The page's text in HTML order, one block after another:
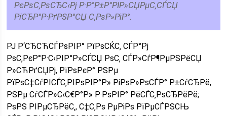
РєРѕС‚РѕСЂС‹Рј Р·Р°Р±Р°РІР»СЏРµС‚СЃСЏ
РїСЂР°Р·РґРЅР°СЏ С‚РѕР»РїР°.
РЈ Р‘СЂСЋСЃРѕРІР° РїРѕСЌС‚ СЃР°Рј
РѕС‚РєР°Р·С‹РІР°Р»СЃСЏ РѕС‚ СЃР»СѓР¶РµРЅРёСЏ
Р»СЋРґСЏРј, РїРѕРєР° РЅРµ
РїРѕС‡СѓРІСЃС‚РІРѕРІР°Р» РіРѕР»РѕСЃР° Р±СѓСЂРё,
РЅРµ СѓСЃР»С‹С€Р°Р» Р·РѕРІР° РёСЃС‚РѕСЂРёРё;
РѕРЅ РІРµСЂРёС‚, С‡С‚Рѕ РµРіРѕ РїРµСЃРЅСЊ